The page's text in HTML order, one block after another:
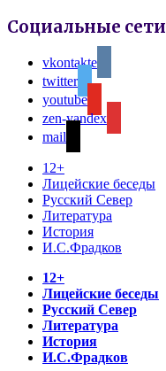
Социальные сети
vkontakte
twitter
youtube
zen-yandex
mail
12+
Лицейские беседы
Русский Север
Литература
История
И.С.Фрадков
12+
Лицейские беседы
Русский Север
Литература
История
И.С.Фрадков